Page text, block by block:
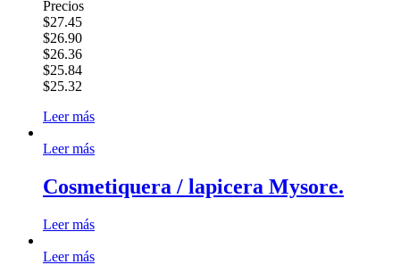
Precios
$27.45
$26.90
$26.36
$25.84
$25.32
Leer más
Leer más
Cosmetiquera / lapicera Mysore.
Leer más
Leer más